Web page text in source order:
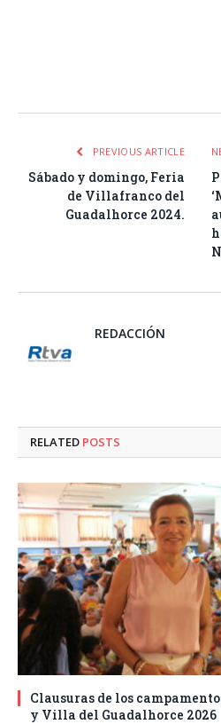
PREVIOUS ARTICLE
Sábado y domingo, Feria
de Villafranco del
Guadalhorce 2024.
REDACCIÓN
RELATED POSTS
Clausuras de los
y Villa del Guadalhorce 2026